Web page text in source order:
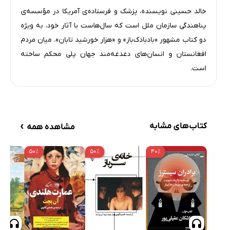
خالد حسینی نویسنده، پزشک و فرستاده‌ی آمریکا در مؤسسه‌ی
پناهندگی سازمان ملل است که سال‌هاست با آثار خود، به ویژه
دو کتاب مشهور «بادبادک‌باز» و «هزار خورشید تابان»، میان مردم
افغانستان و انسان‌های دغدغه‌مند جهان پلی محکم ساخته
است.
کتاب‌های مشابه مشاهده همه ›
۴۰٪ ۵۰٪ ۵۰٪